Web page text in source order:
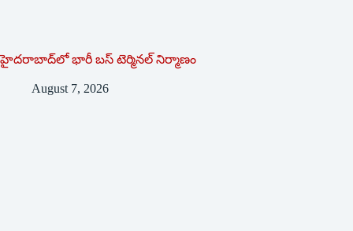
హైదరాబాద్‌లో భారీ బస్‌ ‌టెర్మినల్‌ ‌నిర్మాణం
August 7, 2026